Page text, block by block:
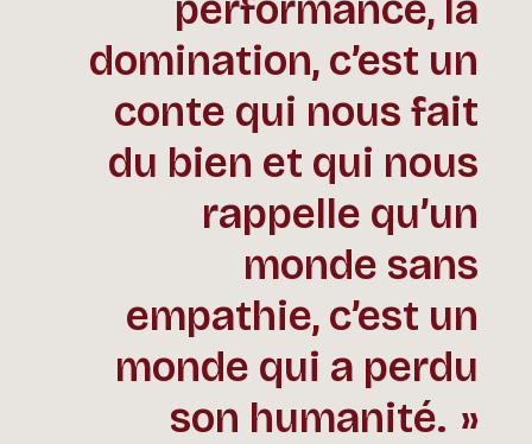
domination, c’est un
conte qui nous fait
du bien et qui nous
rappelle qu’un
monde sans
empathie, c’est un
monde qui a perdu
son humanité.